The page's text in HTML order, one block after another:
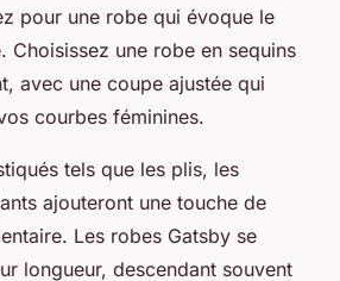
pour une robe qui évoque le
Choisissez une robe en sequins
avec une coupe ajustée qui
courbes féminines.
tels que les plis, les
ajouteront une touche de
Les robes Gatsby se
longueur, descendant souvent